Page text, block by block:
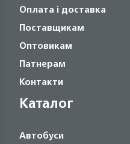
Оплата і доставка
Поставщикам
Оптовикам
Патнерам
Контакти
Каталог
Автобуси